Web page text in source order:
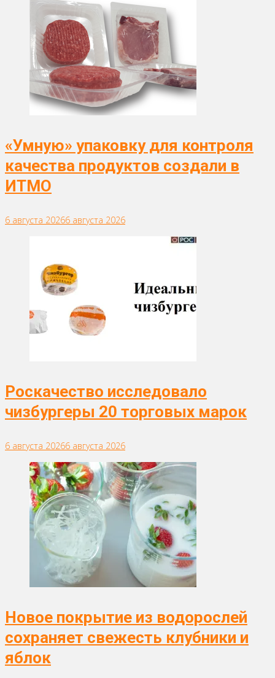
«Умную» упаковку для контроля
качества продуктов создали в
ИТМО
6 августа 20266 августа 2026
Роскачество исследовало
чизбургеры 20 торговых марок
6 августа 20266 августа 2026
Новое покрытие из водорослей
сохраняет свежесть клубники и
яблок